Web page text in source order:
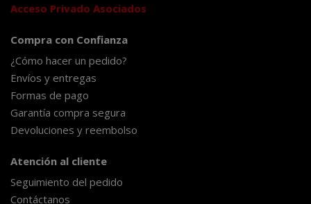
Acceso Privado Asociados
Compra con Confianza
¿Cómo hacer un pedido?
Envíos y entregas
Formas de pago
Garantía compra segura
Devoluciones y reembolso
Atención al cliente
Seguimiento del pedido
Contáctanos